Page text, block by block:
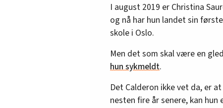
I august 2019 er Christina
og nå har hun landet sin
skole i Oslo.
Men det som skal være en
hun sykmeldt.
Det Calderon ikke vet da, er
nesten fire år senere, kan